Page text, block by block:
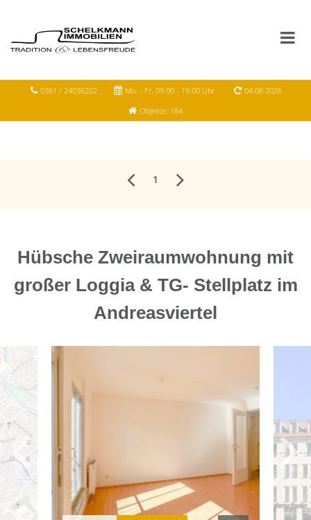
0361 / 24036202 Mo. - Fr. 09.00 - 19.00 Uhr
04.08.2026
Objekte: 184
1
Hübsche Zweiraumwohnung mit
großer Loggia & TG- Stellplatz im
Andreasviertel